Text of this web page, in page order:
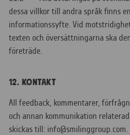
dessa villkor till andra språk finns
informationssyfte. Vid
texten och översättningarna ska
företräde.
12. KONTAKT
All feedback, kommentarer,
och annan kommunikation
skickas till: info@smilinggroup.com.